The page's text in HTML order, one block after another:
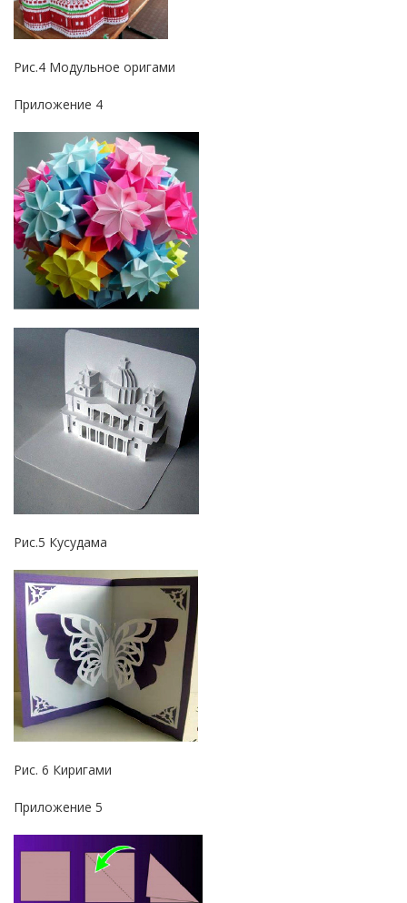
Рис.4 Модульное оригами
Приложение 4
Рис.5 Кусудама
Рис. 6 Киригами
Приложение 5